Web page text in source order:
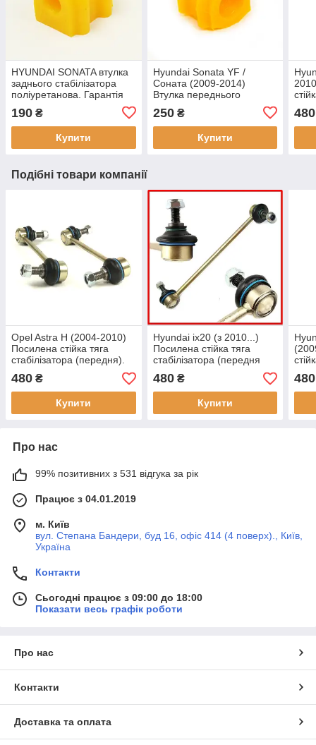
HYUNDAI SONATA втулка
заднього стабілізатора
поліуретанова. Гарантія
190 ₴
Купити
Hyundai Sonata YF /
Соната (2009-2014)
Втулка переднього
стабілізатора Поліуретан
Гарантія 12 міс! 54813-
3K100
250₴
Купити
480
Подібні товари компанії
Opel Astra H (2004-2010)
Посилена стійка тяга
стабілізатора (передня).
Гарантія 12 місяців!
480 ₴
Купити
Hyundai ix20 (з 2010...)
Посилена стійка тяга
стабілізатора (передня
права). Гарантія 12
місяців!
480₴
Купити
12
480
Про нас
99% позитивних з 531 відгука за рік
Працює з 04.01.2019
м. Київ
вул. Степана Бандери, буд 16, офіс 414 (4 поверх)., Київ,
Україна
Контакти
Сьогодні працює з 09:00 до 18:00
Показати весь графік роботи
Про нас
Контакти
Доставка та оплата